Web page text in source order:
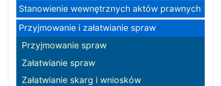
Stanowienie wewnętrznych aktów prawnych
Przyjmowanie i załatwianie spraw
Przyjmowanie spraw
Załatwianie spraw
Załatwianie skarg i wniosków